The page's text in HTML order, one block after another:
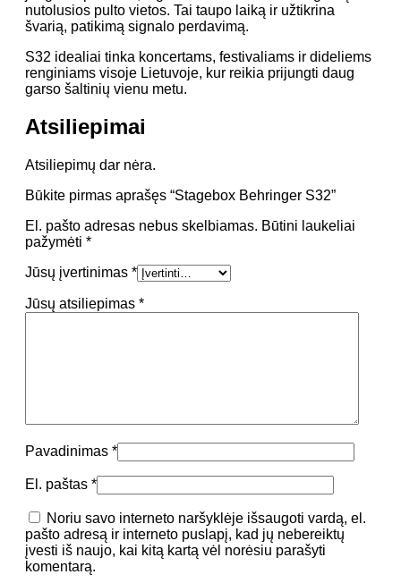
nutolusios pulto vietos. Tai taupo laiką ir užtikrina
švarią, patikimą signalo perdavimą.
S32 idealiai tinka koncertams, festivaliams ir dideliems
renginiams visoje Lietuvoje, kur reikia prijungti daug
garso šaltinių vienu metu.
Atsiliepimai
Atsiliepimų dar nėra.
Būkite pirmas aprašęs “Stagebox Behringer S32”
El. pašto adresas nebus skelbiamas. Būtini laukeliai
pažymėti *
Jūsų įvertinimas *
Jūsų atsiliepimas *
Pavadinimas *
El. paštas *
Noriu savo interneto naršyklėje išsaugoti vardą, el.
pašto adresą ir interneto puslapį, kad jų nebereiktų
įvesti iš naujo, kai kitą kartą vėl norėsiu parašyti
komentarą.